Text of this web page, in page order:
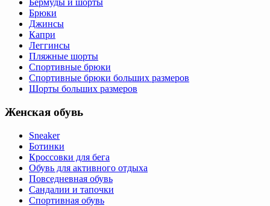
Бермуды и шорты
Брюки
Джинсы
Капри
Леггинсы
Пляжные шорты
Спортивные брюки
Спортивные брюки больших размеров
Шорты больших размеров
Женская обувь
Sneaker
Ботинки
Кроссовки для бега
Обувь для активного отдыха
Повседневная обувь
Сандалии и тапочки
Спортивная обувь